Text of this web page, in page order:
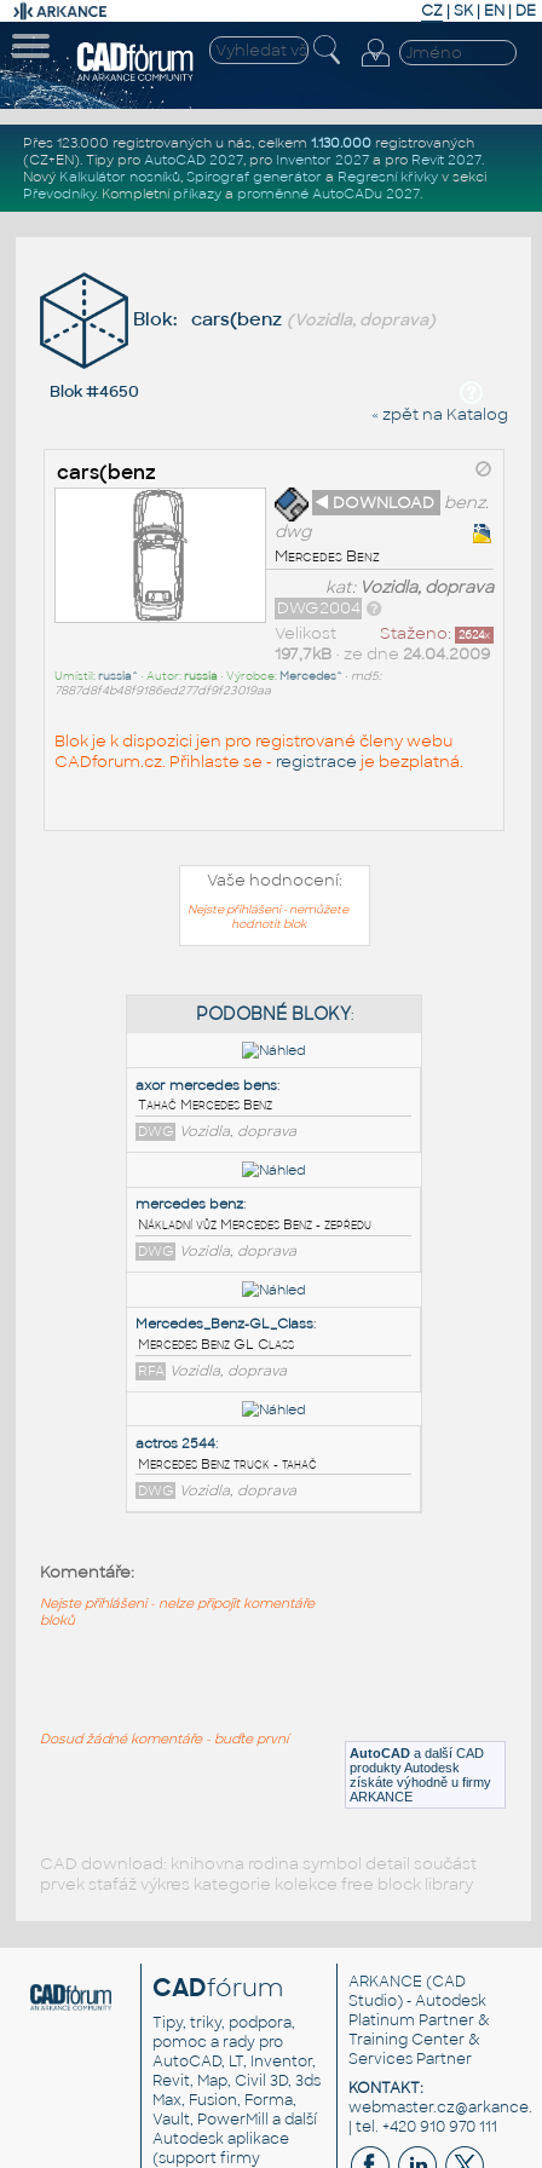
CZ | SK| EN | DE
Přes 123.000 registrovaných u nás, celkem 1.130.000registrovaných
(CZ+EN). Tipy pro AutoCAD 2027, pro Inventor 2027a pro Revit 2027.
Nový Kalkulátor nosníků, Spirograf generátor a Regresní křivkyv sekci
Převodníky. Kompletní příkazya proměnné AutoCADu 2027.
Blok: cars(benz (Vozidla, doprava)
Blok #4650
« zpět na Katalog
cars(benz
◄ DOWNLOAD benz.
dwg
Mercedes Benz
kat: Vozidla, doprava
DWG2004
Staženo: 2624x
Velikost
197,7kB• ze dne 24.04.2009
Umístil:russia^ • Autor:russia • Výrobce: Mercedes^ • md5:
7887d8f4b48f9186ed277df9f23019aa
Blok je k dispozici jen pro registrované členy webu
CADforum.cz. Přihlaste se - registrace je bezplatná.
Vaše hodnocení:
Nejste přihlášeni - nemůžete
hodnotit blok
PODOBNÉ BLOKY:
axor mercedes bens:
Tahač Mercedes Benz
DWG Vozidla, doprava
mercedes benz:
Nákladní vůz Mercedes Benz - zepředu
DWG Vozidla, doprava
RFA Vozidla, doprava
AutoCAD a další CAD
produkty Autodesk
získáte výhodně u firmy
ARKANCE
Komentáře:
Nejste přihlášeni - nelze připojit komentáře
bloků
Dosud žádné komentáře - buďte první
CAD download: knihovna rodina symbol detail součást
prvek stafáž výkres kategorie kolekce free block library
CADfórum
Tipy, triky, podpora,
pomoc a rady pro
AutoCAD, LT, Inventor,
Revit, Map, Civil 3D, 3ds
Max, Fusion, Forma,
Vault, PowerMill a další
Autodesk aplikace
(support firmy
ARKANCE (CAD
Studio) - Autodesk
Platinum Partner &
Training Center &
Services Partner
KONTAKT:
| tel. +420 910 970 111